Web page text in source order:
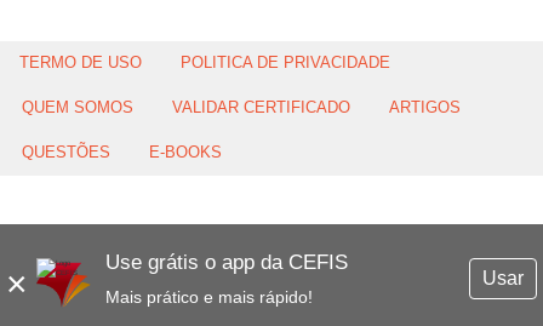
×
Use grátis o app da CEFIS
Mais prático e mais rápido!
Usar
TERMO DE USO POLITICA DE PRIVACIDADE
QUEM SOMOS VALIDAR CERTIFICADO ARTIGOS
QUESTÕES E-BOOKS